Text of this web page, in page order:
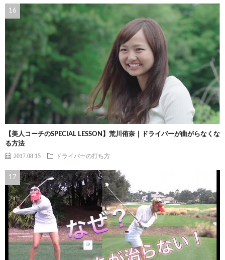
【美人コーチのSPECIAL LESSON】荒川侑奈｜ドライバーが曲がらなくな
る方法
2017.08.15 ドライバーの打ち方